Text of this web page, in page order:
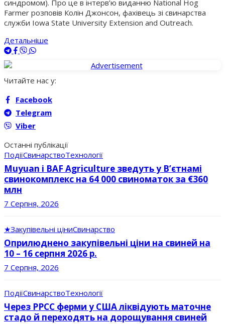
синдромом). Про це в інтерв’ю виданню National Hog
Farmer розповів Колін Джонсон, фахівець зі свинарства
служби Iowa State University Extension and Outreach.
Детальніше
Читайте нас у:
Facebook
Telegram
Viber
Останні публікації
ПодіїСвинарствоТехнології
Muyuan і BAF Agriculture зведуть у В’єтнамі
свинокомплекс на 64 000 свиноматок за €360
млн
7 Серпня, 2026
★Закупівельні ціниСвинарство
Оприлюднено закупівельні ціни на свиней на
10 – 16 серпня 2026 р.
7 Серпня, 2026
ПодіїСвинарствоТехнології
Через РРСС ферми у США ліквідують маточне
стадо й переходять на дорощування свиней